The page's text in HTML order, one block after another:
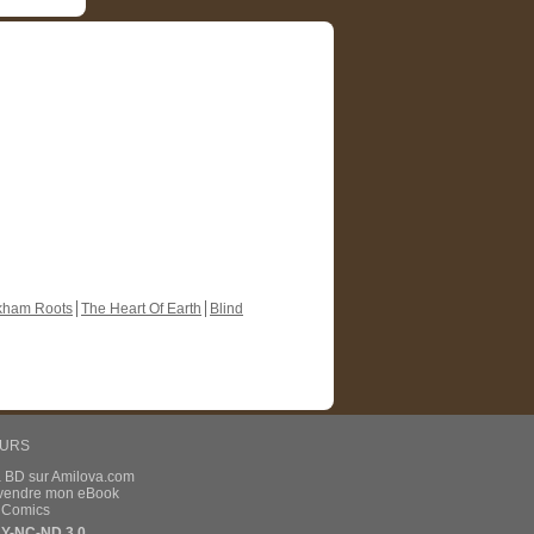
Roots The Heart Of Earth Blind
sur Amilova.com
mon eBook